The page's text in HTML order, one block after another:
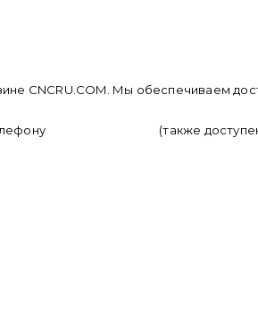
CNCRU.COM. Мы обеспечиваем
(также